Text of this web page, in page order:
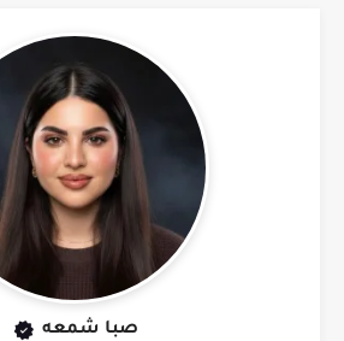
صبا شمعه